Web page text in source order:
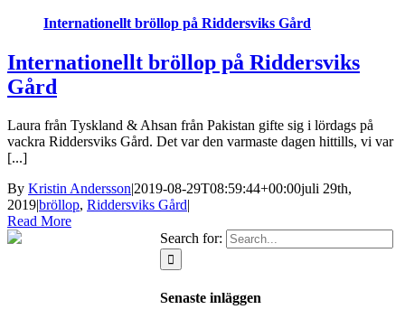
Internationellt bröllop på Riddersviks Gård
Internationellt bröllop på Riddersviks
Gård
Laura från Tyskland & Ahsan från Pakistan gifte sig i lördags på
vackra Riddersviks Gård. Det var den varmaste dagen hittills, vi var
[...]
By Kristin Andersson|2019-08-29T08:59:44+00:00juli 29th,
2019|bröllop, Riddersviks Gård|
Read More
Search for:
Senaste inläggen